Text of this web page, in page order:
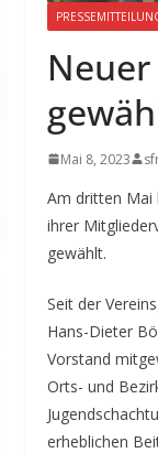
Mai 8, 2023
Am dritten Mai
ihrer
gewählt.
Seit der
Hans-Dieter
Vorstand
Orts- und
erheblichen